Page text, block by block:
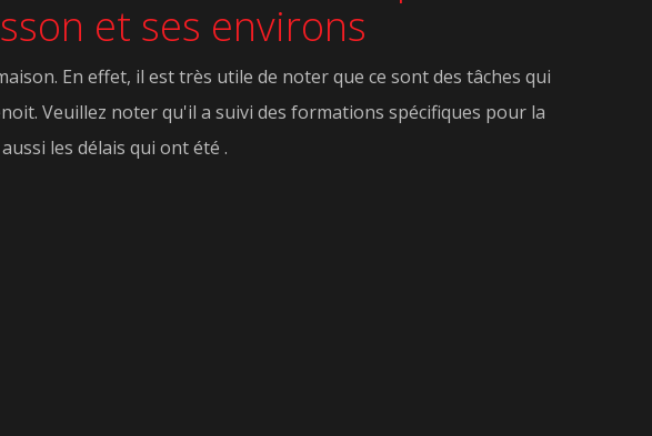
et ses environs
En effet, il est très utile de noter que ce sont des tâches qui
Veuillez noter qu'il a suivi des formations spécifiques pour la
les délais qui ont été .